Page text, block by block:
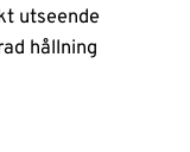
utseende
hållning